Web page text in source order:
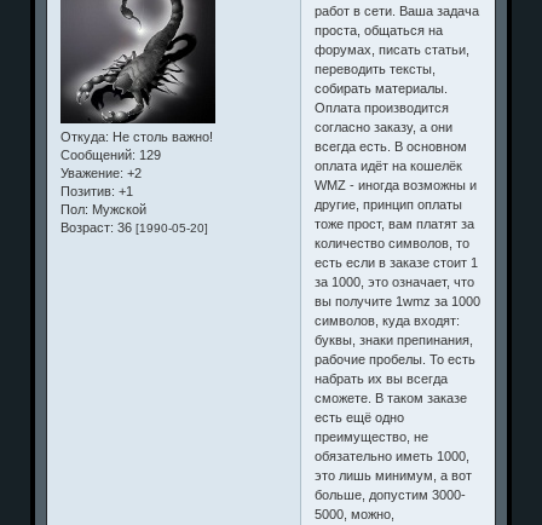
Откуда: Не столь важно!
Сообщений: 129
Уважение: +2
Позитив: +1
Пол: Мужской
Возраст: 36[1990-05-20]
работ в сети. Ваша задача
проста, общаться на
форумах, писать статьи,
переводить тексты,
собирать материалы.
Оплата производится
согласно заказу, а они
всегда есть. В основном
оплата идёт на кошелёк
WMZ - иногда возможны и
другие, принцип оплаты
тоже прост, вам платят за
количество символов, то
есть если в заказе стоит 1
за 1000, это означает, что
вы получите 1wmz за 1000
символов, куда входят:
буквы, знаки препинания,
рабочие пробелы. То есть
набрать их вы всегда
сможете. В таком заказе
есть ещё одно
преимущество, не
обязательно иметь 1000,
это лишь минимум, а вот
больше, допустим 3000-
5000, можно,